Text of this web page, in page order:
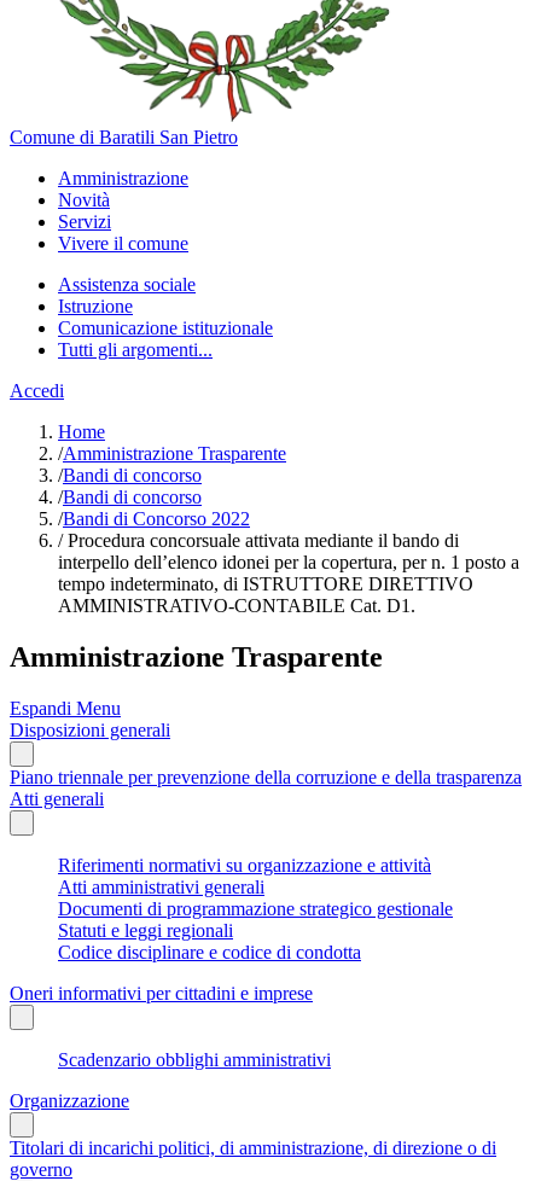
Comune di Baratili San Pietro
Amministrazione
Novità
Servizi
Vivere il comune
Assistenza sociale
Istruzione
Comunicazione istituzionale
Tutti gli argomenti...
Accedi
Home
/Amministrazione Trasparente
/Bandi di concorso
/Bandi di concorso
/Bandi di Concorso 2022
/Procedura concorsuale attivata mediante il bando di
interpello dell’elenco idonei per la copertura, per n. 1 posto a
tempo indeterminato, di ISTRUTTORE DIRETTIVO
AMMINISTRATIVO-CONTABILE Cat. D1.
Amministrazione Trasparente
Espandi Menu
Disposizioni generali
Piano triennale per prevenzione della corruzione e della trasparenza
Atti generali
Riferimenti normativi su organizzazione e attività
Atti amministrativi generali
Documenti di programmazione strategico gestionale
Statuti e leggi regionali
Codice disciplinare e codice di condotta
Oneri informativi per cittadini e imprese
Scadenzario obblighi amministrativi
Organizzazione
Titolari di incarichi politici, di amministrazione, di direzione o di
governo